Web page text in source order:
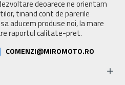
deoarece ne orientam
tinand cont de parerile
aducem produse noi, la mare
raportul calitate-pret.
COMENZI@MIROMOTO.RO